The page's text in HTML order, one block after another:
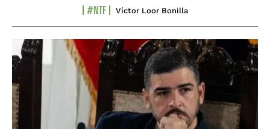
#NTF Víctor Loor Bonilla